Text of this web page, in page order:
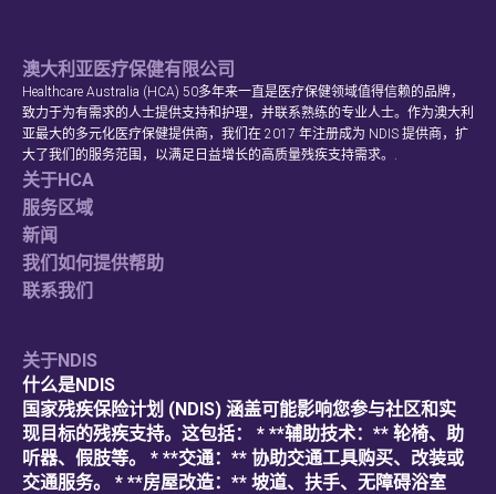
澳大利亚医疗保健有限公司
Healthcare Australia (HCA) 50多年来一直是医疗保健领域值得信赖的品牌，
致力于为有需求的人士提供支持和护理，并联系熟练的专业人士。作为澳大利
亚最大的多元化医疗保健提供商，我们在 2017 年注册成为 NDIS 提供商，扩
大了我们的服务范围，以满足日益增长的高质量残疾支持需求。.
关于HCA
服务区域
新闻
我们如何提供帮助
联系我们
关于NDIS
什么是NDIS
国家残疾保险计划 (NDIS) 涵盖可能影响您参与社区和实
现目标的残疾支持。这包括： * **辅助技术：** 轮椅、助
听器、假肢等。 * **交通：** 协助交通工具购买、改装或
交通服务。 * **房屋改造：** 坡道、扶手、无障碍浴室